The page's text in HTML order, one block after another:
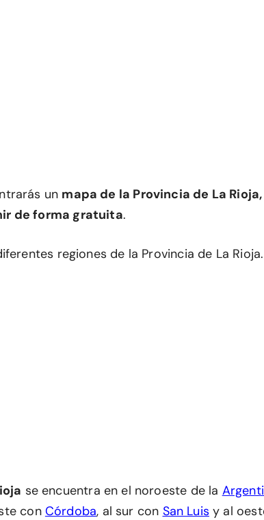
un mapa de la Provincia de La
de forma gratuita.
regiones de la Provincia de La Rioja.
se encuentra en el noroeste de la
con Córdoba, al sur con San Luis y al